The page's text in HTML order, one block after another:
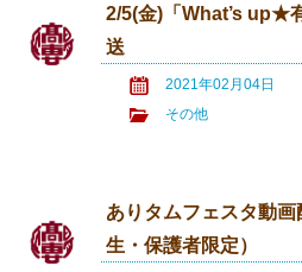
2/5(金)「What’s up★
送
2021年02月04日
その他
ありタムフェスタ動
生・保護者限定）